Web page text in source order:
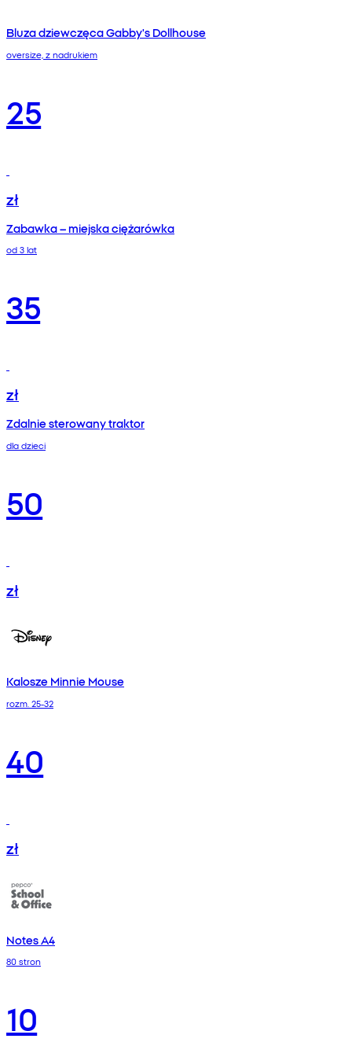
Bluza dziewczęca Gabby's Dollhouse
oversize, z nadrukiem
25
zł
Zabawka – miejska ciężarówka
od 3 lat
35
zł
Zdalnie sterowany traktor
dla dzieci
50
zł
Kalosze Minnie Mouse
rozm. 25-32
40
zł
Notes A4
80 stron
10